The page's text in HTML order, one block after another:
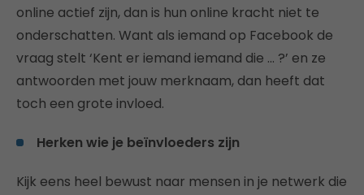
online actief zijn, dan is hun online kracht niet te
onderschatten. Want als iemand op Facebook de
vraag stelt ‘Kent er iemand iemand die … ?’ en ze
antwoorden met jouw merknaam, dan heeft dat
toch een grote invloed.
Herken wie je beïnvloeders zijn
Kijk eens heel bewust naar mensen in je netwerk die